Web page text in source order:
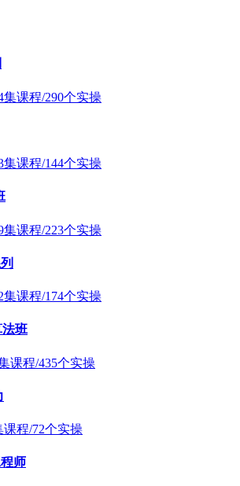
集课程/290个实操
集课程/144个实操
集课程/223个实操
集课程/174个实操
班
课程/435个实操
课程/72个实操
师